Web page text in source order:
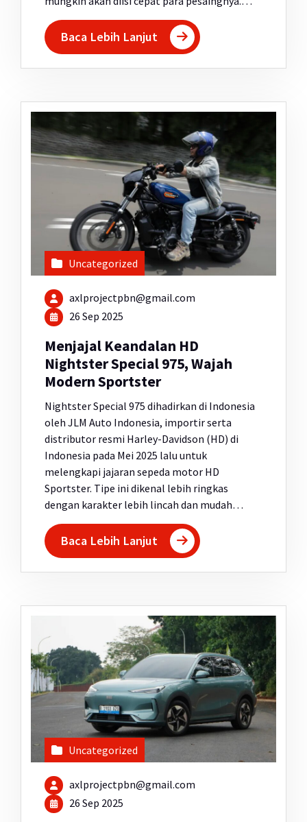
Baca Lebih Lanjut
Uncategorized
axlprojectpbn@gmail.com
26 Sep 2025
Menjajal Keandalan HD
Nightster Special 975, Wajah
Modern Sportster
Nightster Special 975 dihadirkan di Indonesia
oleh JLM Auto Indonesia, importir serta
distributor resmi Harley-Davidson (HD) di
Indonesia pada Mei 2025 lalu untuk
melengkapi jajaran sepeda motor HD
Sportster. Tipe ini dikenal lebih ringkas
dengan karakter lebih lincah dan mudah…
Baca Lebih Lanjut
Uncategorized
axlprojectpbn@gmail.com
26 Sep 2025